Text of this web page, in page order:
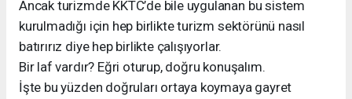
Ancak turizmde KKTC’de bile uygulanan bu sistem
kurulmadığı için hep birlikte turizm sektörünü nasıl
batırırız diye hep birlikte çalışıyorlar.
Bir laf vardır? Eğri oturup, doğru konuşalım.
İşte bu yüzden doğruları ortaya koymaya gayret